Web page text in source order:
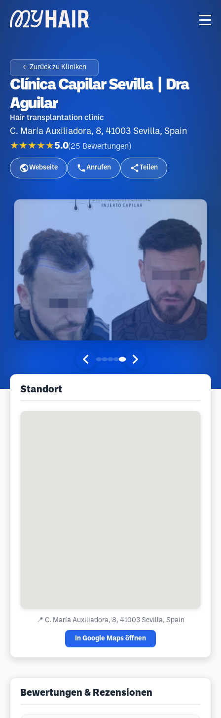
← Zurück zu Kliniken
Clínica Capilar Sevilla | Dra
Aguilar
Hair transplantation clinic
C. María Auxiliadora, 8, 41003 Sevilla, Spain
★★★★★5.0(25 Bewertungen )
Webseite Anrufen Teilen
Standort
📍 C. María Auxiliadora, 8, 41003 Sevilla, Spain
In Google Maps öffnen
Bewertungen & Rezensionen